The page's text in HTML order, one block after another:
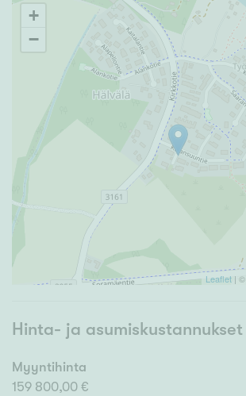
+
−
Leaflet | ©
Hinta- ja asumiskustannukset
Myyntihinta
159 800,00 €